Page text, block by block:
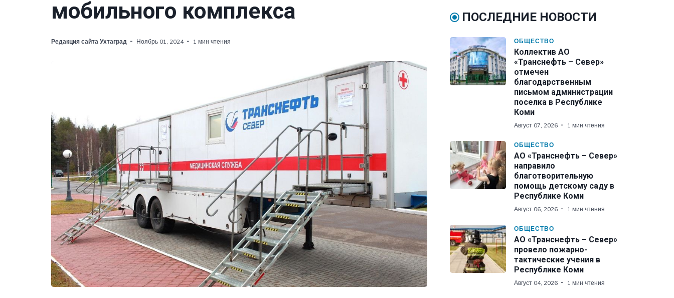
мобильного комплекса
Редакция сайта Ухтаград Ноябрь 01, 2024 1 мин чтения
ПОСЛЕДНИЕ НОВОСТИ
ОБЩЕСТВО
Коллектив АО
«Транснефть – Север»
отмечен
благодарственным
письмом администрации
поселка в Республике
Коми
Август 07, 2026 1 мин чтения
ОБЩЕСТВО
АО «Транснефть – Север»
направило
благотворительную
помощь детскому саду в
Республике Коми
Август 06, 2026 1 мин чтения
ОБЩЕСТВО
АО «Транснефть – Север»
провело пожарно-
тактические учения в
Республике Коми
Август 04, 2026 1 мин чтения